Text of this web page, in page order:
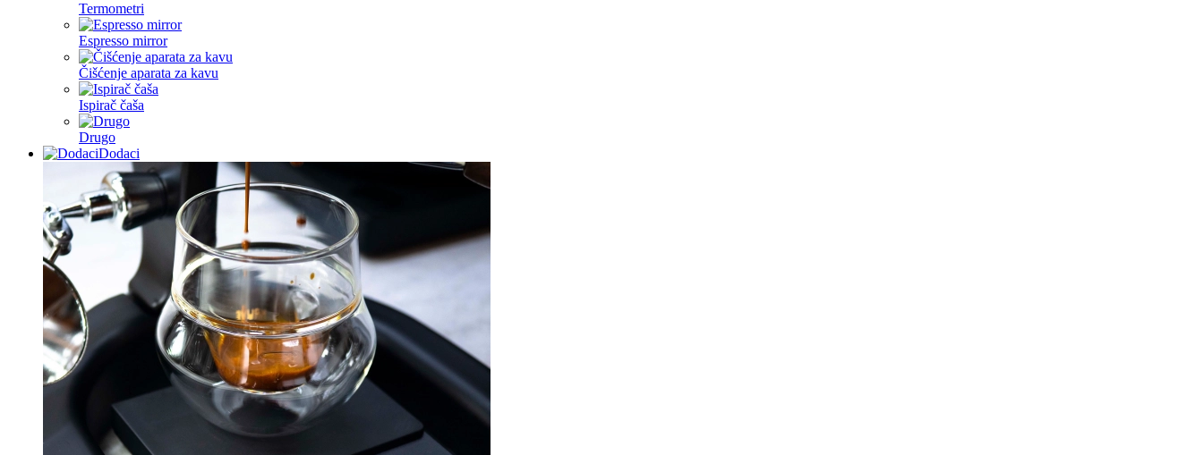
Termometri
Espresso mirror
Čišćenje aparata za kavu
Ispirač čaša
Drugo
Dodaci